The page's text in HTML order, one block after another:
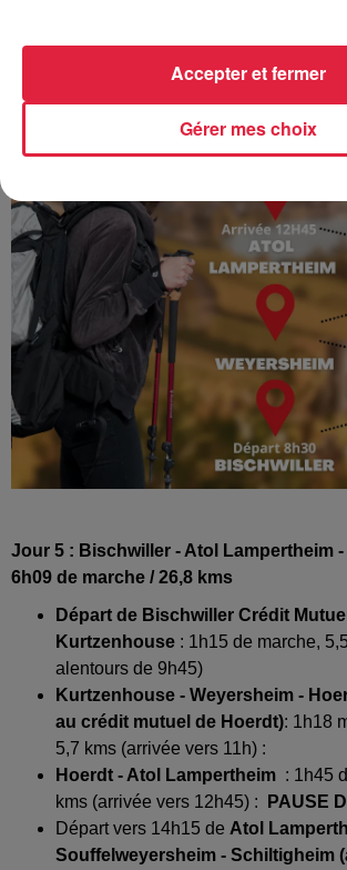
Jour 5 : Bischwiller - Atol Lampertheim
6h09 de marche / 26,8 kms
Départ de Bischwiller Crédit
Kurtzenhouse : 1h15 de marche,
alentours de 9h45)
Kurtzenhouse - Weyersheim -
au crédit mutuel de Hoerdt): 1h18
5,7 kms (arrivée vers 11h) :
Hoerdt - Atol Lampertheim : 1h45
kms (arrivée vers 12h45) :
PAUSE
Départ vers 14h15 de Atol
Souffelweyersheim - Schiltigheim
Gérer mes choix
Accepter et fermer